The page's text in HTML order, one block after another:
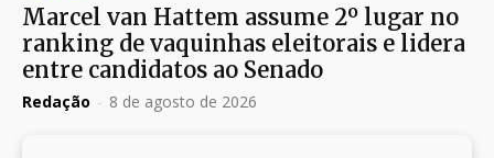
Marcel van Hattem assume 2º lugar no
ranking de vaquinhas eleitorais e lidera
entre candidatos ao Senado
Redação - 8 de agosto de 2026